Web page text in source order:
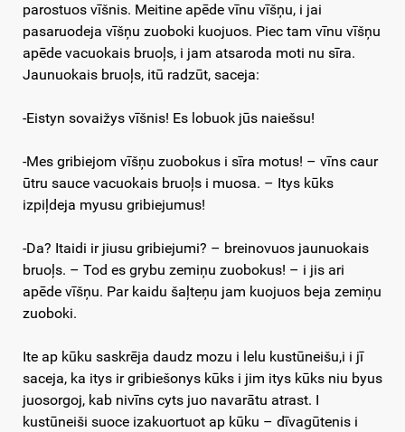
parostuos vīšnis. Meitine apēde vīnu vīšņu, i jai
pasaruodeja vīšņu zuoboki kuojuos. Piec tam vīnu vīšņu
apēde vacuokais bruoļs, i jam atsaroda moti nu sīra.
Jaunuokais bruoļs, itū radzūt, saceja:
-Eistyn sovaižys vīšnis! Es lobuok jūs naiešsu!
-Mes gribiejom vīšņu zuobokus i sīra motus! – vīns caur
ūtru sauce vacuokais bruoļs i muosa. – Itys kūks
izpiļdeja myusu gribiejumus!
-Da? Itaidi ir jiusu gribiejumi? – breinovuos jaunuokais
bruoļs. – Tod es grybu zemiņu zuobokus! – i jis ari
apēde vīšņu. Par kaidu šaļteņu jam kuojuos beja zemiņu
zuoboki.
Ite ap kūku saskrēja daudz mozu i lelu kustūneišu,i i jī
saceja, ka itys ir gribiešonys kūks i jim itys kūks niu byus
juosorgoj, kab nivīns cyts juo navarātu atrast. I
kustūneiši suoce izakuortuot ap kūku – dīvagūtenis i